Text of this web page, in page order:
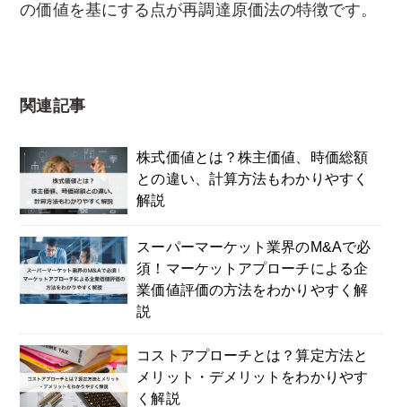
の価値を基にする点が再調達原価法の特徴です。
関連記事
株式価値とは？株主価値、時価総額
との違い、計算方法もわかりやすく
解説
スーパーマーケット業界のM&Aで必
須！マーケットアプローチによる企
業価値評価の方法をわかりやすく解
説
コストアプローチとは？算定方法と
メリット・デメリットをわかりやす
く解説